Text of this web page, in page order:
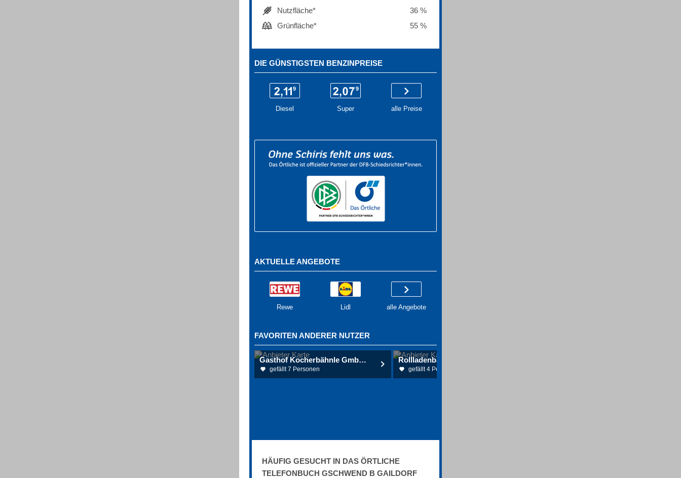
Nutzfläche*
36 %
Grünfläche*
55 %
DIE GÜNSTIGSTEN BENZINPREISE
Diesel Super alle Preise
AKTUELLE ANGEBOTE
Rewe Lidl alle Angebote
FAVORITEN ANDERER NUTZER
Gasthof Kocherbähnle GmbH Familie Dalacker
gefällt 7 Personen
Rollladenbau Scherrenbacher
gefällt 4 Personen
HÄUFIG GESUCHT IN DAS ÖRTLICHE
TELEFONBUCH GSCHWEND B GAILDORF